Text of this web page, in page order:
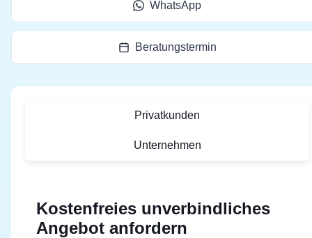
WhatsApp
Beratungstermin
Privatkunden
Unternehmen
Kostenfreies unverbindliches
Angebot anfordern